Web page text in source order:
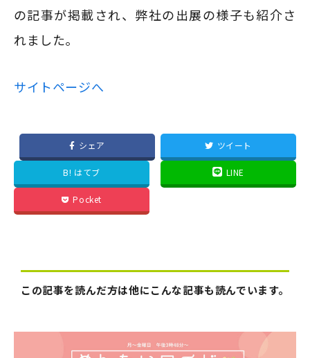
の記事が掲載され、弊社の出展の様子も紹介さ
れました。
サイトページへ
シェア ツイート
B! はてブ LINE
Pocket
この記事を読んだ方は他にこんな記事も読んでいます。